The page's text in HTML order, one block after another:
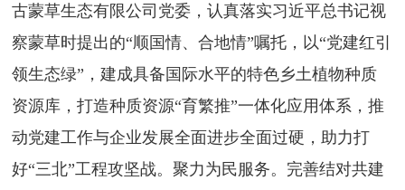
古蒙草生态有限公司党委，认真落实习近平总书记视
察蒙草时提出的“顺国情、合地情”嘱托，以“党建红引
领生态绿”，建成具备国际水平的特色乡土植物种质
资源库，打造种质资源“育繁推”一体化应用体系，推
动党建工作与企业发展全面进步全面过硬，助力打
好“三北”工程攻坚战。聚力为民服务。完善结对共建